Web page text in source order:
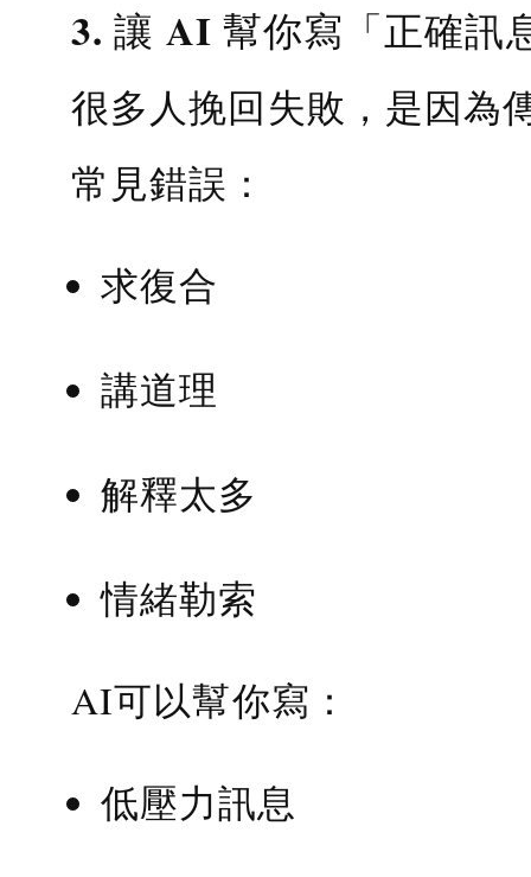
3. 讓 AI 幫你寫「正確訊
很多人挽回失敗，是因為
常見錯誤：
求復合
講道理
解釋太多
情緒勒索
AI可以幫你寫：
低壓力訊息